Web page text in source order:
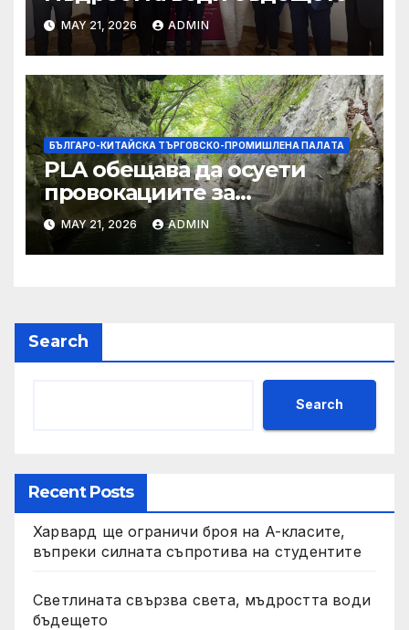
MAY 21, 2026 ADMIN
БЪЛГАРО-КИТАЙСКА ТЪРГОВСКО-ПРОМИШЛЕНА ПАЛAТА
PLA обещава да осуети
провокациите за
„независимост на Тайван“.
MAY 21, 2026 ADMIN
Search
Search
Recent Posts
Харвард ще ограничи броя на A-класите,
въпреки силната съпротива на студентите
Светлината свързва света, мъдростта води
бъдещето